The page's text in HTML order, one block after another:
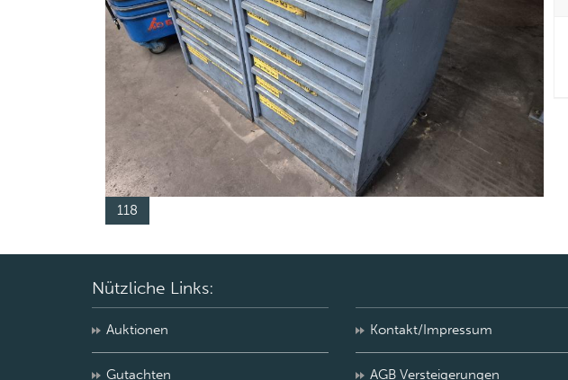
118
Nützliche Links:
Auktionen
Gutachten
Kontakt/Impressum
AGB Versteigerungen